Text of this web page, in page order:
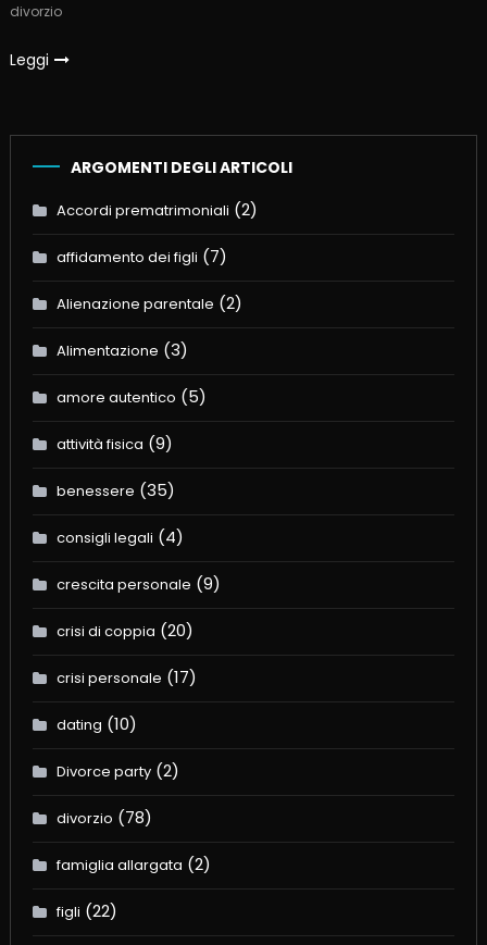
divorzio
Leggi
ARGOMENTI DEGLI ARTICOLI
Accordi prematrimoniali (2)
affidamento dei figli (7)
Alienazione parentale (2)
Alimentazione (3)
amore autentico (5)
attività fisica (9)
benessere (35)
consigli legali (4)
crescita personale (9)
crisi di coppia (20)
crisi personale (17)
dating (10)
Divorce party(2)
divorzio (78)
famiglia allargata (2)
figli (22)